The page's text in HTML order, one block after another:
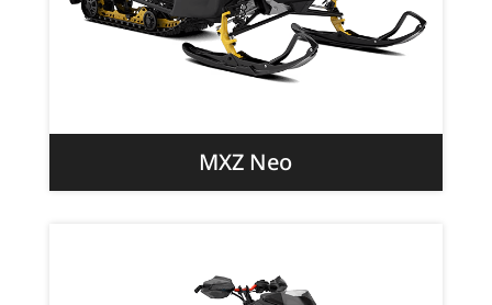
MXZ Neo